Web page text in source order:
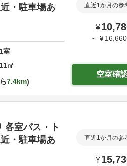
・駐車場あ
1室
11㎡
7.4km
直近1か月の参
¥
～ ¥ 16,660
空室確
各室バス・ト
・駐車場あ
直近1か月の参
¥